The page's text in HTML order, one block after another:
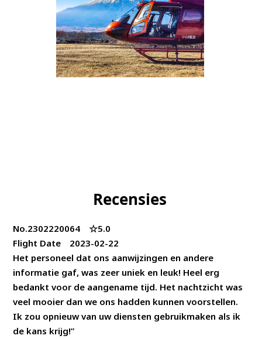
Recensies
No.2302220064 ☆5.0
Flight Date 2023-02-22
Het personeel dat ons aanwijzingen en andere
informatie gaf, was zeer uniek en leuk! Heel erg
bedankt voor de aangename tijd. Het nachtzicht was
veel mooier dan we ons hadden kunnen voorstellen.
Ik zou opnieuw van uw diensten gebruikmaken als ik
de kans krijg!”